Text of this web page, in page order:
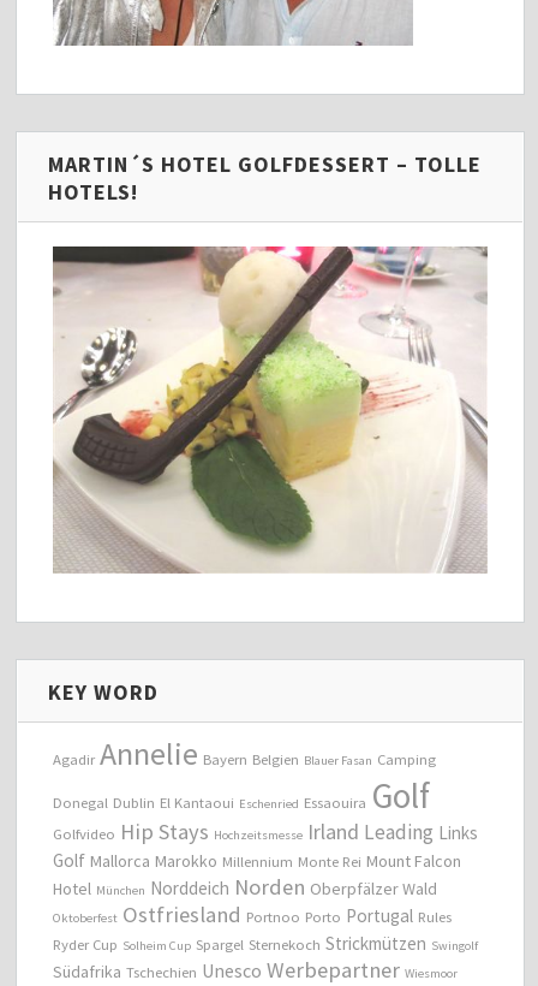
MARTIN´S HOTEL GOLFDESSERT – TOLLE
HOTELS!
KEY WORD
Agadir Annelie Bayern Belgien Blauer Fasan Camping
Donegal Dublin El Kantaoui Eschenried Essaouira Golf
Golfvideo Hip Stays Hochzeitsmesse Irland Leading Links
Golf Mallorca Marokko Millennium Monte Rei Mount Falcon
Hotel München Norddeich Norden Oberpfälzer Wald
Oktoberfest Ostfriesland Portnoo Porto Portugal Rules
Ryder Cup Solheim Cup Spargel Sternekoch Strickmützen Swingolf
Südafrika Tschechien Unesco Werbepartner Wiesmoor